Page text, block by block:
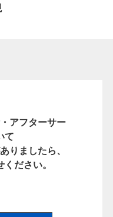
アフターサー
て
りましたら、
ださい。